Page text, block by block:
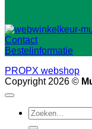
Contact
Bestelinformatie
PROPX webshop
Copyright 2026 ©
Zoeken
naar: